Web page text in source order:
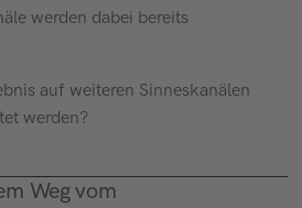
werden dabei bereits
auf weiteren Sinneskanälen
werden?
Weg vom